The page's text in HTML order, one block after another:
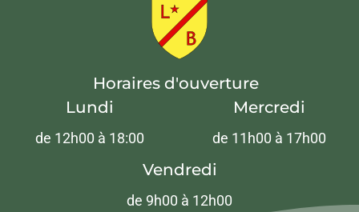
Horaires d'ouverture
Lundi
de 12h00 à 18:00
Mercredi
de 11h00 à 17h00
Vendredi
de 9h00 à 12h00